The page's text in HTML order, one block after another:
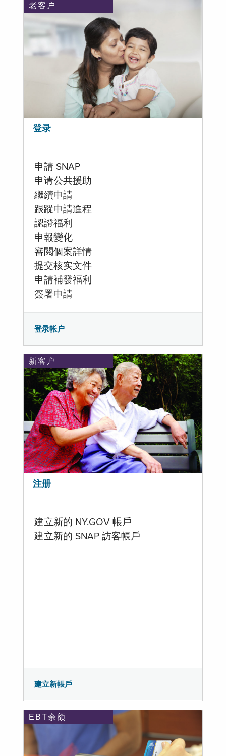
老客户
登录
申請 SNAP
申请公共援助
繼續申請
跟蹤申請進程
認證福利
申報變化
審閲個案詳情
提交核实文件
申請補發福利
簽署申請
登录帐户
新客户
注册
建立新的 NY.GOV 帳戶
建立新的 SNAP 訪客帳戶
建立新帳戶
EBT余额